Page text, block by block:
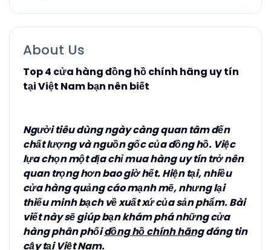
About Us
Top 4 cửa hàng đồng hồ chính hãng uy tín
tại Việt Nam bạn nên biết
Người tiêu dùng ngày càng quan tâm đến
chất lượng và nguồn gốc của đồng hồ. Việc
lựa chọn một địa chỉ mua hàng uy tín trở nên
quan trọng hơn bao giờ hết. Hiện tại, nhiều
cửa hàng quảng cáo mạnh mẽ, nhưng lại
thiếu minh bạch về xuất xứ của sản phẩm. Bài
viết này sẽ giúp bạn khám phá những cửa
hàng phân phốiđồng hồ chính hãngđáng tin
cậy tại Việt Nam.